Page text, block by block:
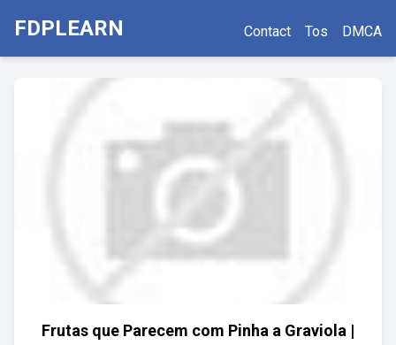
FDPLEARN Contact Tos DMCA
Frutas que Parecem com Pinha a Graviola |